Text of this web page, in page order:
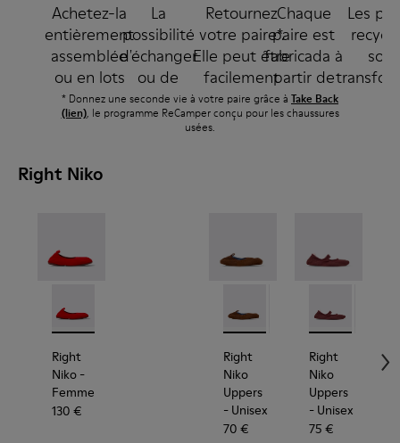
Achetez-la
entièrement
assemblée
ou en lots
séparés.
La
possibilité
d'échanger
ou de
remplacer
des pièces
Retournez
votre paire*.
Elle peut être
facilement
désassemblée
pour être
Chaque
paire est
fabricada à
partir de
matières
recyclées
Les
sont
* Donnez une seconde vie à votre paire grâce à Take Back
(lien), le programme ReCamper conçu pour les chaussures
usées.
Right Niko
Right Niko - K201945-003 - Ballerines rouges en
Right Niko - K201945-002
Right
Niko -
Femme
130 €
Right Niko Uppers -
Right Niko Uppers
Right
Niko
Uppers
- Unisex
70 €
Right Niko
Right
Niko
Uppers
- Unisex
75 €